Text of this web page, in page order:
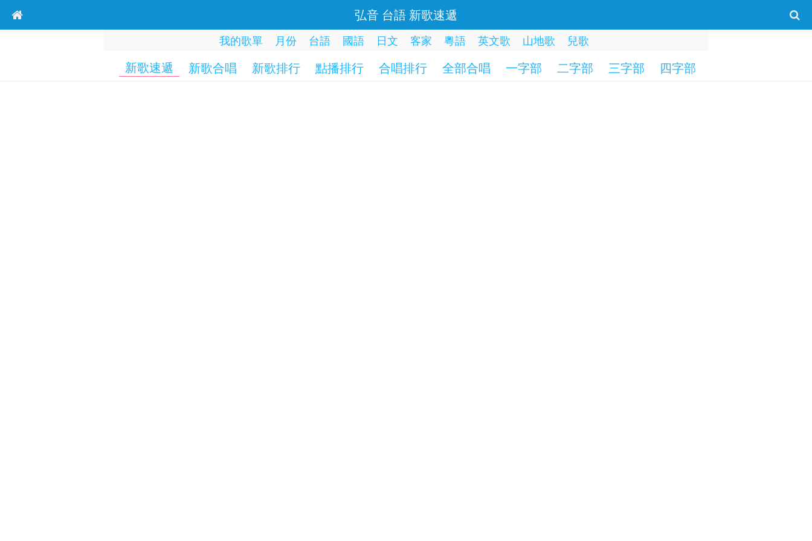
弘音 台語 新歌速遞
我的歌單 月份 台語 國語 日文 客家 粵語 英文歌 山地歌 兒歌
新歌速遞 新歌合唱 新歌排行 點播排行 合唱排行 全部合唱 一字部 二字部 三字部 四字部